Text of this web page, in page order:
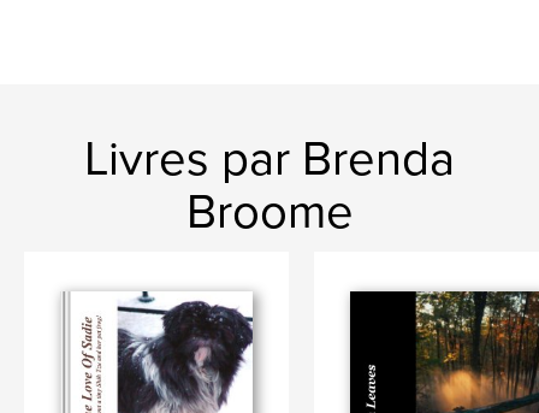
Livres par Brenda
Broome